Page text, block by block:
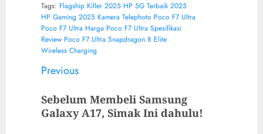
Tags: Flagship Killer 2025 HP 5G Terbaik 2025
HP Gaming 2025 Kamera Telephoto Poco F7 Ultra
Poco F7 Ultra Harga Poco F7 Ultra Spesifikasi
Review Poco F7 Ultra Snapdragon 8 Elite
Wireless Charging
Previous
Sebelum Membeli Samsung
Galaxy A17, Simak Ini dahulu!